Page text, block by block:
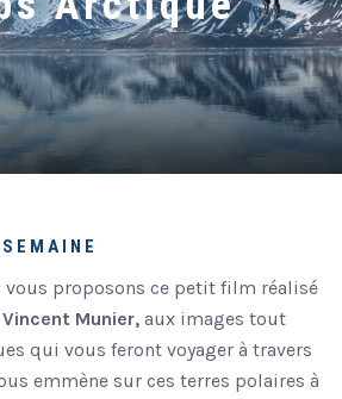
vous proposons ce petit film réalisé
Munier, aux images tout
qui vous feront voyager à travers
emmène sur ces terres polaires à